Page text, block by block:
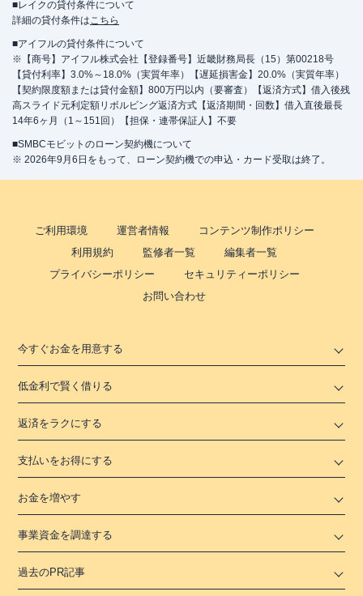
■レイクの貸付条件について
詳細の貸付条件はこちら
■アイフルの貸付条件について
※【商号】アイフル株式会社【登録番号】近畿財務局長（15）第00218号
【貸付利率】3.0%～18.0%（実質年率）【遅延損害金】20.0%（実質年率）
【契約限度額または貸付金額】800万円以内（要審査）【返済方式】借入後残
高スライド元利定額リボルビング返済方式【返済期間・回数】借入直後最長
14年6ヶ月（1～151回）【担保・連帯保証人】不要
■SMBCモビットのローン契約機について
※ 2026年9月6日をもって、ローン契約機での申込・カード受取は終了。
ご利用環境 運営者情報
コンテンツ制作ポリシー
利用規約
監修者一覧
編集者一覧
プライバシーポリシー
セキュリティーポリシー
お問い合わせ
今すぐお金を用意する
低金利で賢く借りる
返済をラクにする
支払いをお得にする
お金を増やす
事業資金を調達する
過去のPR記事